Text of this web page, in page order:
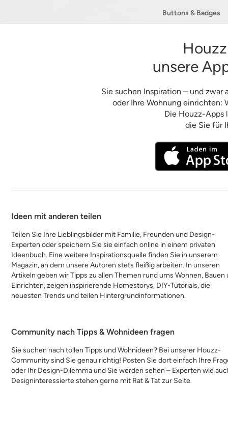
Buttons & Badges
unsere
Sie suchen Inspiration – und zwar
oder Ihre Wohnung einrichten:
Die Houzz-Apps
die Sie für
Ideen mit anderen teilen
Teilen Sie Ihre Lieblingsbilder mit Familie, Freunden und Design-
Experten oder speichern Sie sie einfach online in einem privaten
Ideenbuch. Eine weitere Inspirationsquelle finden Sie in unserem
Magazin, an dem unsere Autoren stets fleißig arbeiten. In unseren
Artikeln geben wir Tipps zu allen Themen rund ums Wohnen, Bauen
Einrichten, zeigen inspirierende Homestorys, DIY-Tutorials, die
neuesten Trends und teilen Hintergrundinformationen.
Community nach Tipps & Wohnideen fragen
Sie suchen nach tollen Tipps und Wohnideen? Bei unserer Houzz-
Community sind Sie genau richtig! Posten Sie dort einfach Ihre
oder Ihr Design-Dilemma und Sie werden sehen – Experten wie
Designinteressierte stehen gerne mit Rat & Tat zur Seite.